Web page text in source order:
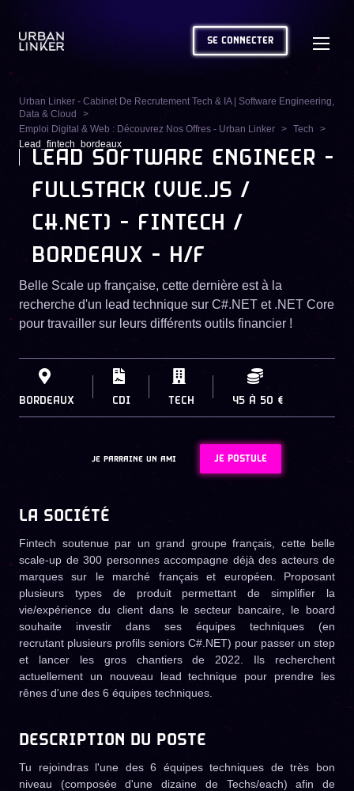
SE CONNECTER
Urban Linker - Cabinet De Recrutement Tech & IA | Software Engineering,
Data & Cloud
Emploi Digital & Web : Découvrez Nos Offres - Urban Linker
Tech
Lead_fintech_bordeaux
LEAD SOFTWARE ENGINEER -
FULLSTACK (VUE.JS /
C#.NET) - FINTECH /
BORDEAUX - H/F
Belle Scale up française, cette dernière est à la
recherche d'un lead technique sur C#.NET et .NET Core
pour travailler sur leurs différents outils financier !
BORDEAUX CDI TECH 45 À 50 €
JE PARRAINE UN AMI JE POSTULE
LA SOCIÉTÉ
Fintech soutenue par un grand groupe français, cette belle
scale-up de 300 personnes accompagne déjà des acteurs de
marques sur le marché français et européen. Proposant
plusieurs types de produit permettant de simplifier la
vie/expérience du client dans le secteur bancaire, le board
souhaite investir dans ses équipes techniques (en
recrutant plusieurs profils seniors C#.NET) pour passer un step
et lancer les gros chantiers de 2022. Ils recherchent
actuellement un nouveau lead technique pour prendre les
rênes d'une des 6 équipes techniques.
DESCRIPTION DU POSTE
Tu rejoindras l'une des 6 équipes techniques de très bon
niveau (composée d'une dizaine de Techs/each) afin de